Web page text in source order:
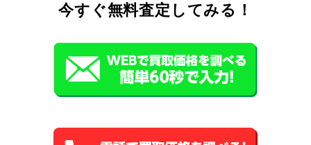
今すぐ無料査定してみる！